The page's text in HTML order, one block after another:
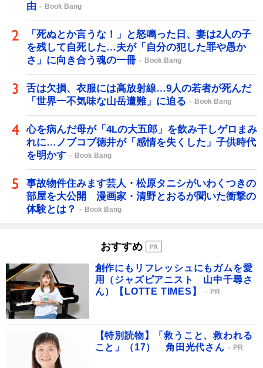
由
Book Bang
「死ぬとか言うな！」と怒鳴った日、妻は2人の子
を残して自死した…夫が「自分の犯した罪や愚か
さ」に向き合う魂の一冊
Book Bang
舌は欠損、衣服には高放射線…9人の若者が死んだ
「世界一不気味な山岳遭難」に迫る
Book Bang
心を病んだ母が「4Lの大五郎」を飲み干しゲロまみ
れに…ノブコブ徳井が「感情を失くした」子供時代
を明かす
Book Bang
事故物件住みます芸人・松原タニシがいわくつきの
部屋を大公開 漫画家・清野とおるが聞いた衝撃の
体験とは？
Book Bang
おすすめ
創作にもリフレッシュにもガムを愛
用（ジャズピアニスト 山中千尋さ
ん）【LOTTE TIMES】
PR
【特別読物】「救うこと、救われる
こと」（17） 角田光代さん
PR